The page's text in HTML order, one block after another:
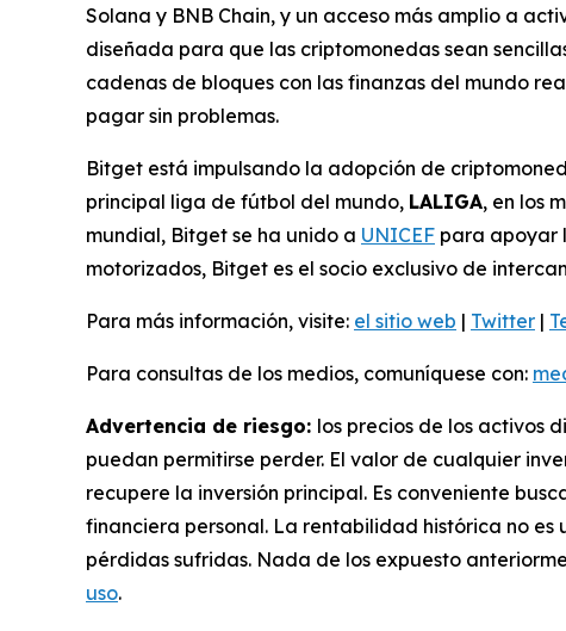
Solana y BNB Chain, y un acceso más amplio a
diseñada para que las criptomonedas sean
cadenas de bloques con las finanzas del mundo
pagar sin problemas.
Bitget está impulsando la adopción de
principal liga de fútbol del mundo, LALIGA, en los
mundial, Bitget se ha unido a UNICEF para apoyar
motorizados, Bitget es el socio exclusivo de
Para más información, visite: el sitio web | Twitter |
Para consultas de los medios, comuníquese con:
Advertencia de riesgo: los precios de los activos
puedan permitirse perder. El valor de cualquier
recupere la inversión principal. Es conveniente
financiera personal. La rentabilidad histórica no
pérdidas sufridas. Nada de los expuesto
uso.